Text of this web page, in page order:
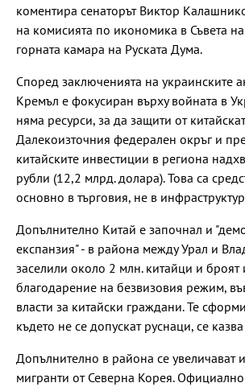
коментира сенаторът Виктор
на комисията по икономика в Съвета
горната камара на Руската Дума.
Според заключенията на украинските
Кремъл е фокусиран върху войната в
няма ресурси, за да защити от
Далекоизточния федерален окръг и
китайските инвестиции в региона
рубли (12,2 млрд. долара). Това са
основно в търговия, не в
Допълнително Китай е започнал и
експанзия" - в района между Урал и
заселили около 2 млн. китайци и броят
благодарение на безвизовия режим,
власти за китайски граждани. Те
където не се допускат руснаци, се
Допълнително в района се увеличават
мигранти от Северна Корея.